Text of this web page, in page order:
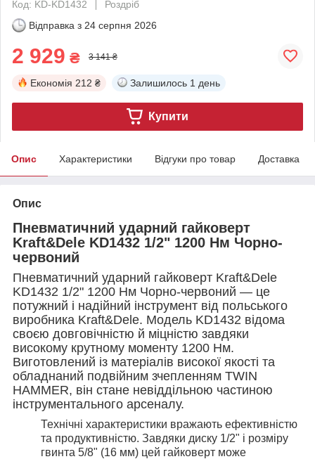
Код: KD-KD1432
Роздріб
Відправка з 24 серпня 2026
2 929 ₴ 3 141 ₴
Економія 212 ₴ Залишилось 1 день
Купити
Опис Характеристики Відгуки про товар Доставка
Опис
Пневматичний ударний гайковерт
Kraft&Dele KD1432 1/2" 1200 Нм Чорно-
червоний
Пневматичний ударний гайковерт Kraft&Dele
KD1432 1/2" 1200 Нм Чорно-червоний — це
потужний і надійний інструмент від польського
виробника Kraft&Dele. Модель KD1432 відома
своєю довговічністю й міцністю завдяки
високому крутному моменту 1200 Нм.
Виготовлений із матеріалів високої якості та
обладнаний подвійним зчепленням TWIN
HAMMER, він стане невіддільною частиною
інструментального арсеналу.
Технічні характеристики вражають ефективністю
та продуктивністю. Завдяки диску 1/2" і розміру
гвинта 5/8" (16 мм) цей гайковерт може